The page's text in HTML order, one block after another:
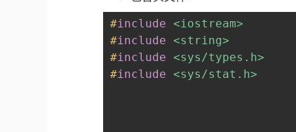
#include <iostream>
#include <string>
#include <sys/types.h>
#include <sys/stat.h>